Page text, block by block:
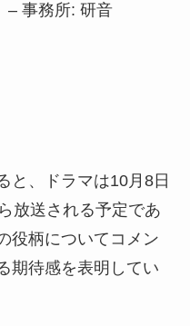
– 事務所: 研音
と、ドラマは10月8日
放送される予定であ
役柄についてコメン
期待感を表明してい